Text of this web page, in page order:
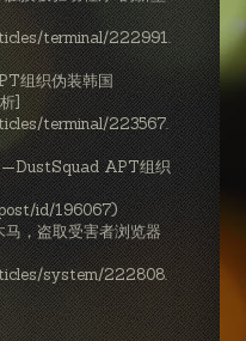
terminal/222991.
组织伪装韩国
]
terminal/223567.
APT组织
id/196067)
，盗取受害者浏览器
system/222808.